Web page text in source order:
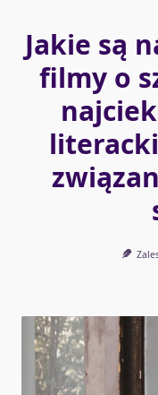
Jakie są
filmy o